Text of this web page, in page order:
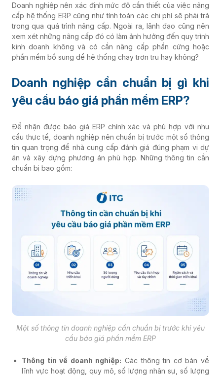
Doanh nghiệp nên xác định mức độ cần thiết của việc nâng
cấp hệ thống ERP cũng như tính toán các chi phí sẽ phải trả
trong qua quá trình nâng cấp. Ngoài ra, lãnh đạo cũng nên
xem xét những nâng cấp đó có làm ảnh hưởng đến quy trình
kinh doanh không và có cần nâng cấp phần cứng hoặc
phần mềm bổ sung để hệ thống chạy trơn tru hay không?
Doanh nghiệp cần chuẩn bị gì khi
yêu cầu báo giá phần mềm ERP?
Để nhận được báo giá ERP chính xác và phù hợp với nhu
cầu thực tế, doanh nghiệp nên chuẩn bị trước một số thông
tin quan trọng để nhà cung cấp đánh giá đúng phạm vi dự
án và xây dựng phương án phù hợp. Những thông tin cần
chuẩn bị bao gồm:
Một số thông tin doanh nghiệp cần chuẩn bị trước khi yêu
cầu báo giá phần mềm ERP
Thông tin về doanh nghiệp: Các thông tin cơ bản về
lĩnh vực hoạt động, quy mô, số lượng nhân sự, số lượng